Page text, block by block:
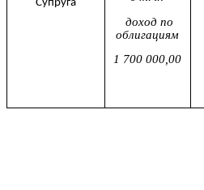
Супруга
доход по
облигациям
1 700 000,00